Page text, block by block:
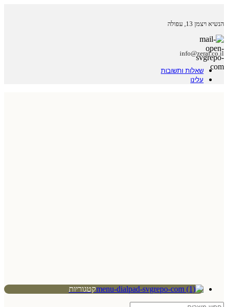
הנשיא ויצמן 13, עפולה
info@zeraf.co.il
שאלות ותשובות
עלינו
קטגוריות